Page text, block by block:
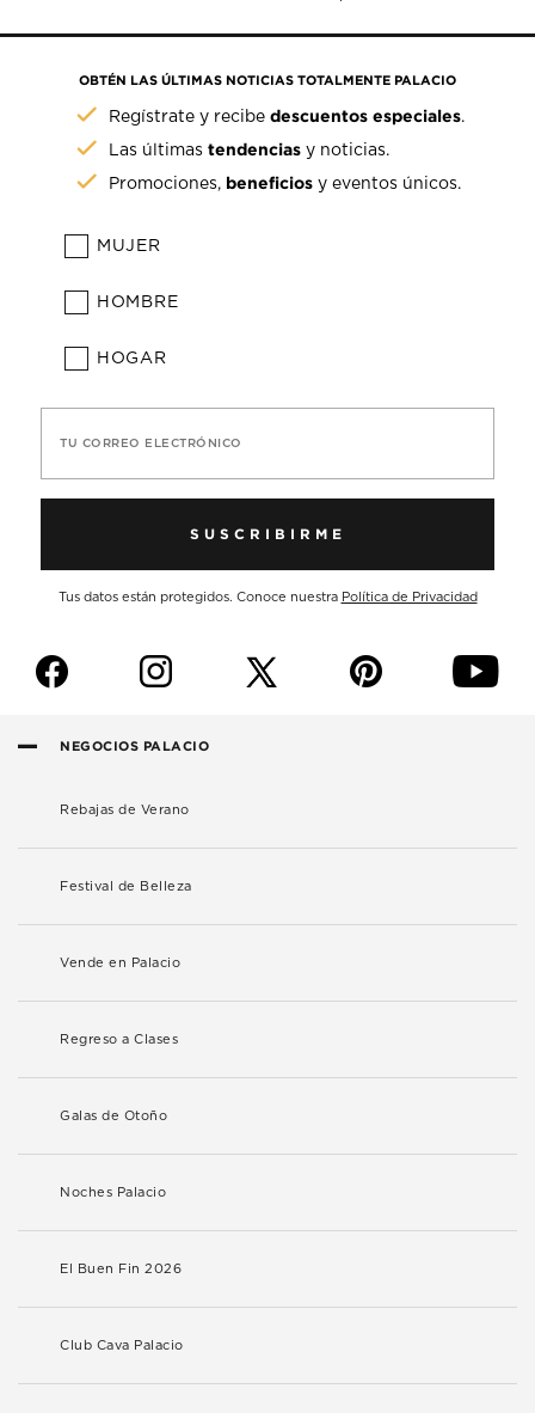
OBTÉN LAS ÚLTIMAS NOTICIAS TOTALMENTE PALACIO
Regístrate y recibedescuentos especiales.
Las últimastendencias y noticias.
Promociones, beneficios y eventos únicos.
MUJER
HOMBRE
HOGAR
TU CORREO ELECTRÓNICO
SUSCRIBIRME
Tus datos están protegidos. Conoce nuestra Política de Privacidad
f i p y
NEGOCIOS PALACIO
Rebajas de Verano
Festival de Belleza
Vende en Palacio
Regreso a Clases
Galas de Otoño
Noches Palacio
El Buen Fin 2026
Club Cava Palacio